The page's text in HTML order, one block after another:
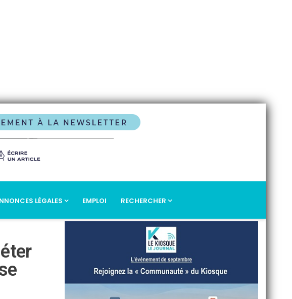
LÉGALES EMPLOI RECHERCHER